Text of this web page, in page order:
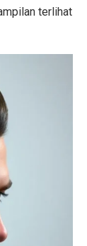
terlihat